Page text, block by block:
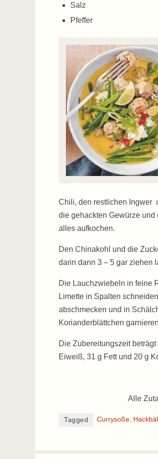
Salz
Pfeffer
Chili, den restlichen Ingwer
die gehackten Gewürze
alles aufkochen.
Den Chinakohl und die
darin dann 3 – 5 gar ziehen
Die Lauchzwiebeln in feine
Limette in Spalten
abschmecken und in
Korianderblättchen
Die Zubereitungszeit
Eiweiß, 31 g Fett und 20 g
Alle
Tagged Currysoße